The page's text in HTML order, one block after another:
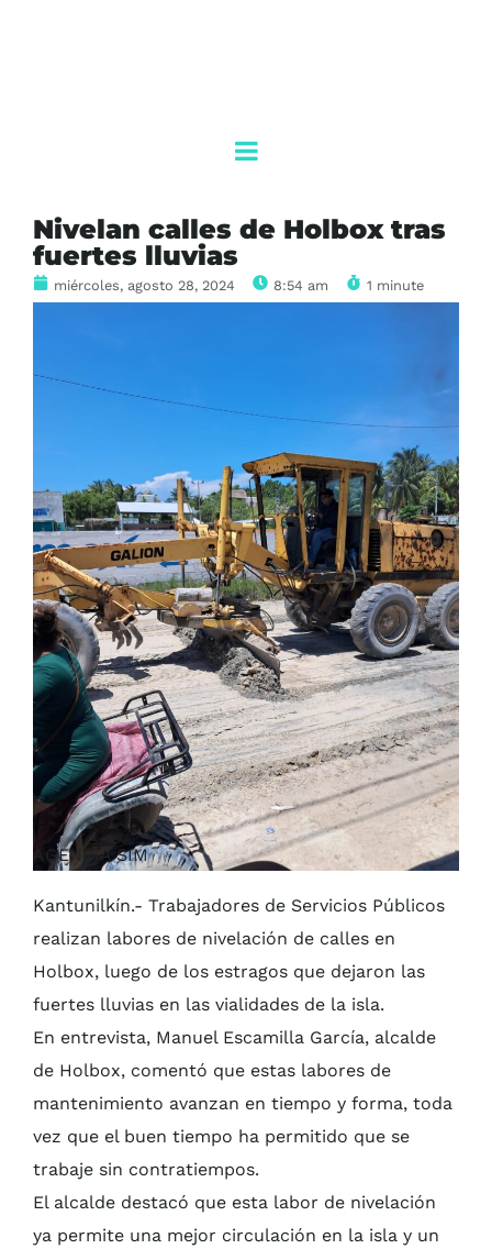
Nivelan calles de Holbox tras
fuertes lluvias
miércoles, agosto 28, 2024 8:54 am 1 minute
AGENCIA SIM
Kantunilkín.- Trabajadores de Servicios Públicos
realizan labores de nivelación de calles en
Holbox, luego de los estragos que dejaron las
fuertes lluvias en las vialidades de la isla.
En entrevista, Manuel Escamilla García, alcalde
de Holbox, comentó que estas labores de
mantenimiento avanzan en tiempo y forma, toda
vez que el buen tiempo ha permitido que se
trabaje sin contratiempos.
El alcalde destacó que esta labor de nivelación
ya permite una mejor circulación en la isla y un